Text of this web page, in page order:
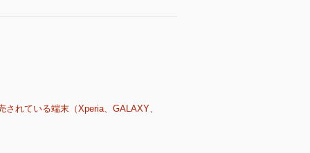
れている端末（Xperia、GALAXY、